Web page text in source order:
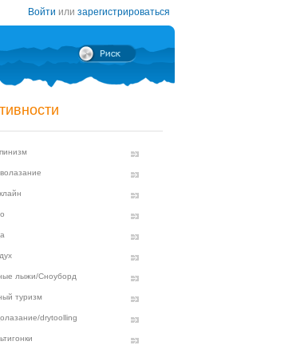
Войти или зарегистрироваться
лыжи/Сноуборд
туризм
drytoolling